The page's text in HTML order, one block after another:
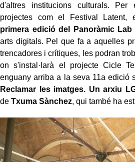
d'altres institucions culturals. Per
projectes com el Festival
primera edició del Panoràmic Lab
arts digitals. Pel que fa a aquelles
trencadores i crítiques, les podran
on s'instal·larà el projecte Cicle
enguany arriba a la seva 11a edició
Reclamar les imatges. Un arxiu
de Txuma Sànchez, qui també ha